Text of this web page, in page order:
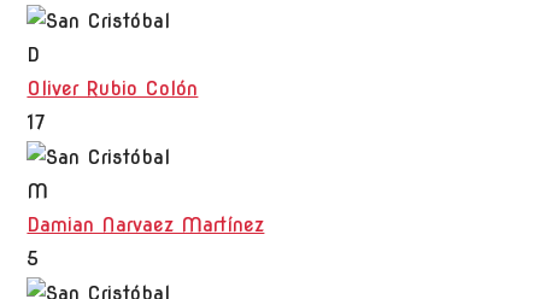
D
Oliver Rubio Colón
17
M
Damian Narvaez Martínez
5